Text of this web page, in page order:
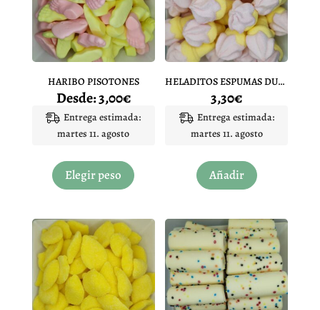
pueden
elegir
en
la
de
HARIBO PISOTONES
Desde:3,00€
Entrega estimada:
martes 11. agosto
Elegir peso
producto
variantes.
Las
opciones
se
pueden
elegir
HELADITOS ESPUMAS DULCES 10 UNIDADES
3,30€
Entrega estimada:
martes 11. agosto
Añadir